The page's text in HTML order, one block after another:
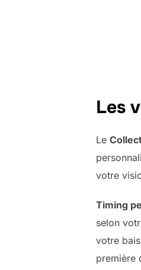
Les
Le
votre
Timing
selon
votre
première